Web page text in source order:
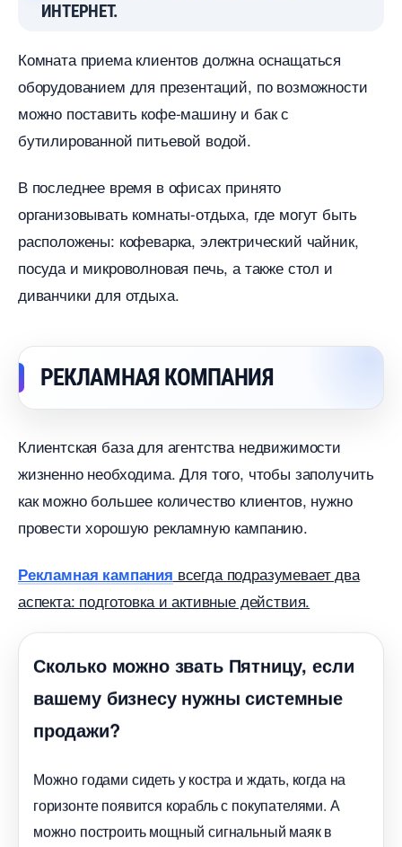
ИНТЕРНЕТ.
Комната приема клиентов должна оснащаться
оборудованием для презентаций, по возможности
можно поставить кофе-машину и бак с
утилированной питьевой водой.
последнее время в офисах принято
организовывать комнаты-отдыха, где могут быть
расположены: кофеварка, электрический чайник,
посуда и микроволновая печь, а также стол и
диванчики для отдыха.
РЕКЛАМНАЯ КОМПАНИЯ
Клиентская база для агентства недвижимости
жизненно необходима. Для того, чтобы заполучить
как можно большее количество клиентов, нужно
провести хорошую рекламную кампанию.
Рекламная кампания сегда подразумевает два
аспекта: подготовка и активные действия.
Сколько можно звать Пятницу, если
ашему бизнесу нужны системные
продажи?
Можно годами сидеть у костра и ждать, когда на
оризонте появится корабль с покупателями. А
можно построить мощный сигнальный маяк